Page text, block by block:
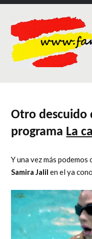
Otro descuido
programa La
Y una vez más
Samira Jalil en el ya